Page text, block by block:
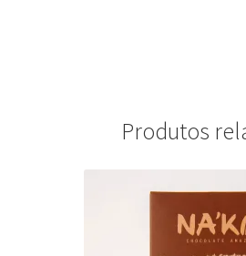
Produtos